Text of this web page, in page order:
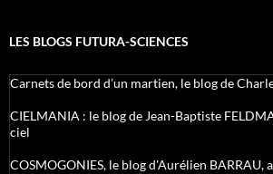
LES BLOGS FUTURA-SCIENCES
Carnets de bord d’un martien, le blog de
CIELMANIA : le blog de Jean-Baptiste
ciel
COSMOGONIES, le blog d'Aurélien BARRAU,